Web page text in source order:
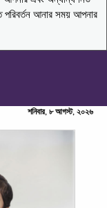
পরিবর্তন আনার সময় আপনার
শনিবার, ৮ আগস্ট, ২০২৬